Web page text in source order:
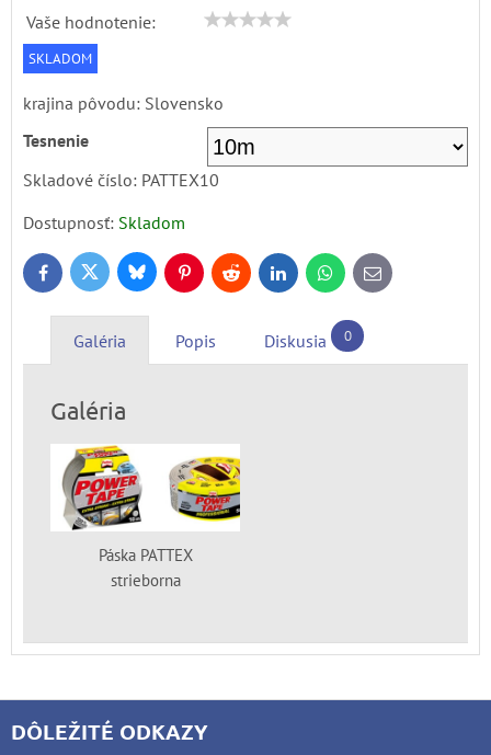
Vaše hodnotenie:
SKLADOM
krajina pôvodu: Slovensko
Tesnenie
Skladové číslo: PATTEX10
Dostupnosť: Skladom
FacebookTwitter BlueskyPinterestReddit LinkedInWhatsApp
E-
mail
Galéria Popis Diskusia 0
Galéria
Páska PATTEX
strieborna
DÔLEŽITÉ ODKAZY